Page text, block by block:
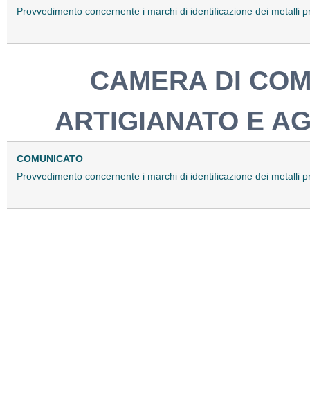
Provvedimento concernente i marchi di identificazione dei metalli
CAMERA DI
ARTIGIANATO E
COMUNICATO
Provvedimento concernente i marchi di identificazione dei metalli